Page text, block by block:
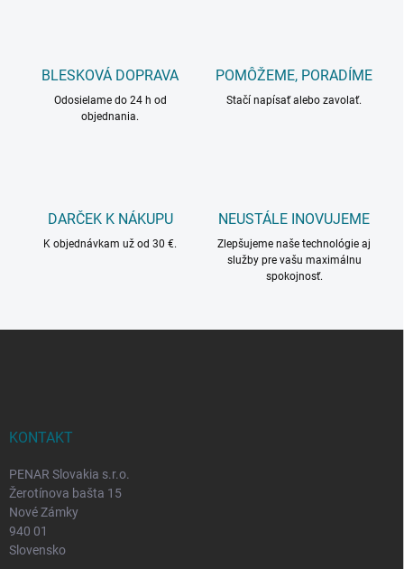
BLESKOVÁ DOPRAVA
Odosielame do 24 h od
objednania.
POMÔŽEME, PORADÍME
Stačí napísať alebo zavolať.
DARČEK K NÁKUPU
K objednávkam už od 30 €.
NEUSTÁLE INOVUJEME
Zlepšujeme naše technológie aj
služby pre vašu maximálnu
spokojnosť.
KONTAKT
PENAR Slovakia s.r.o.
Žerotínova bašta 15
Nové Zámky
940 01
Slovensko